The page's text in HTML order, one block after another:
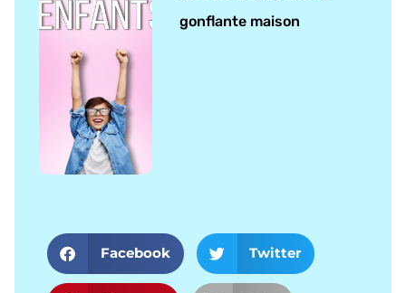
gonflante maison
Facebook Twitter